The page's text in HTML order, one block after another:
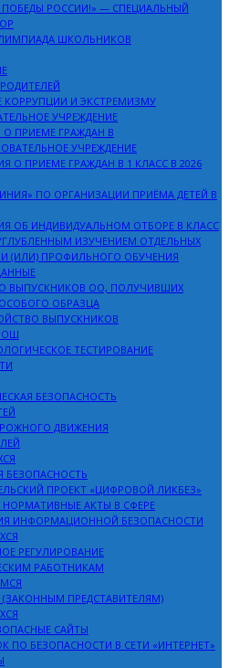
ПОБЕДЫ РОССИИ!» — СПЕЦИАЛЬНЫЙ
ШКОЛЬНИКОВ
КОРРУПЦИИ И ЭКСТРЕМИЗМУ
УЧРЕЖДЕНИЕ
ПРИЕМЕ ГРАЖДАН В
УЧРЕЖДЕНИЕ
О ПРИЕМЕ ГРАЖДАН В 1 КЛАСС В 2026
ПО ОРГАНИЗАЦИИ ПРИЁМА ДЕТЕЙ В
ОБ ИНДИВИДУАЛЬНОМ ОТБОРЕ В КЛАСС
ИЗУЧЕНИЕМ ОТДЕЛЬНЫХ
(ИЛИ) ПРОФИЛЬНОГО ОБУЧЕНИЯ
ВЫПУСКНИКОВ ОО, ПОЛУЧИВШИХ
ОБРАЗЦА
ВЫПУСКНИКОВ
ТЕСТИРОВАНИЕ
БЕЗОПАСНОСТЬ
ДВИЖЕНИЯ
ПРОЕКТ «ЦИФРОВОЙ ЛИКБЕЗ»
АКТЫ В СФЕРЕ
ИНФОРМАЦИОННОЙ БЕЗОПАСНОСТИ
РЕГУЛИРОВАНИЕ
РАБОТНИКАМ
ПРЕДСТАВИТЕЛЯМ)
САЙТЫ
ПО БЕЗОПАСНОСТИ В СЕТИ «ИНТЕРНЕТ»